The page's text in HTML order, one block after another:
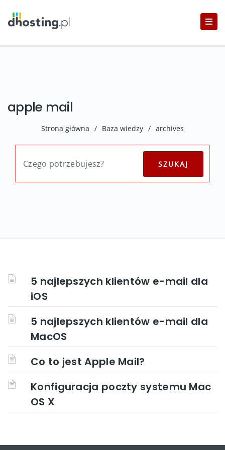
apple mail
Strona główna / Baza wiedzy / archives
5 najlepszych klientów e-mail dla
iOS
5 najlepszych klientów e-mail dla
MacOS
Co to jest Apple Mail?
Konfiguracja poczty systemu Mac
OS X